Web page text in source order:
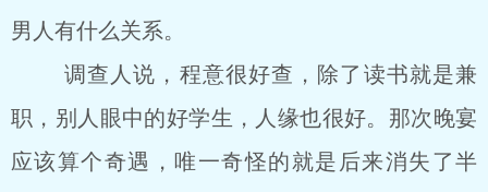
男人有什么关系。
调查人说，程意很好查，除了读书就是兼
职，别人眼中的好学生，人缘也很好。那次晚宴
应该算个奇遇，唯一奇怪的就是后来消失了半